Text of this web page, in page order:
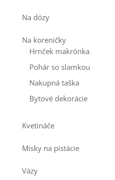
Na dózy
Na koreničky
Hrnček makrónka
Pohár so slamkou
Nakupná taška
Bytové dekorácie
Kvetináče
Misky na pistácie
Vázy